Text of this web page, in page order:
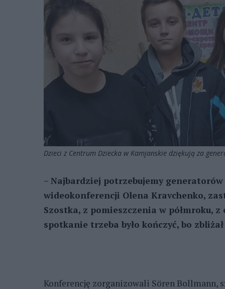
Dzieci z Centrum Dziecka w Kamjanskie dziękują za
– Najbardziej potrzebujemy
wideokonferencji Olena Kravchenko,
Szostka, z pomieszczenia w półmroku,
spotkanie trzeba było kończyć, bo
Konferencję zorganizowali Sören Bollmann,